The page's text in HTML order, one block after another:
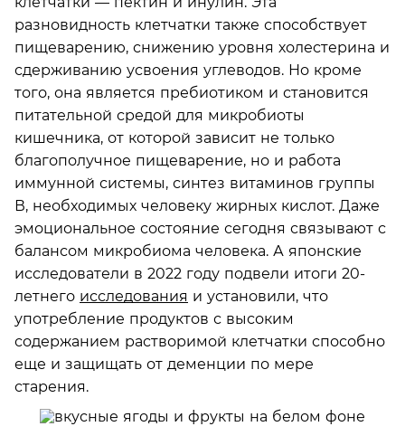
разновидность клетчатки также способствует
пищеварению, снижению уровня холестерина и
сдерживанию усвоения углеводов. Но кроме
того, она является пребиотиком и становится
питательной средой для микробиоты
кишечника, от которой зависит не только
благополучное пищеварение, но и работа
иммунной системы, синтез витаминов группы
В, необходимых человеку жирных кислот. Даже
эмоциональное состояние сегодня связывают с
балансом микробиома человека. А японские
исследователи в 2022 году подвели итоги 20-
летнего исследования и установили, что
употребление продуктов с высоким
содержанием растворимой клетчатки способно
еще и защищать от деменции по мере
старения.